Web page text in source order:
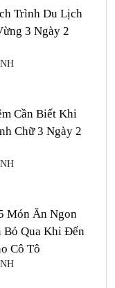
Trình Du Lịch
3 Ngày 2
Cần Biết Khi
Chữ 3 Ngày 2
Món Ăn Ngon
Bỏ Qua Khi Đến
Cô Tô